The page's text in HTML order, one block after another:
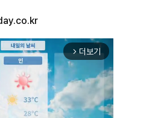
arrow_forward_ios 더보기